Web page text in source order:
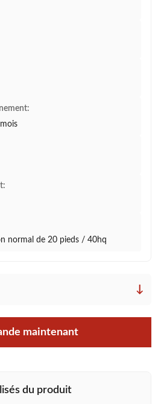
normal de 20 pieds / 40hq
↓
maintenant
du produit